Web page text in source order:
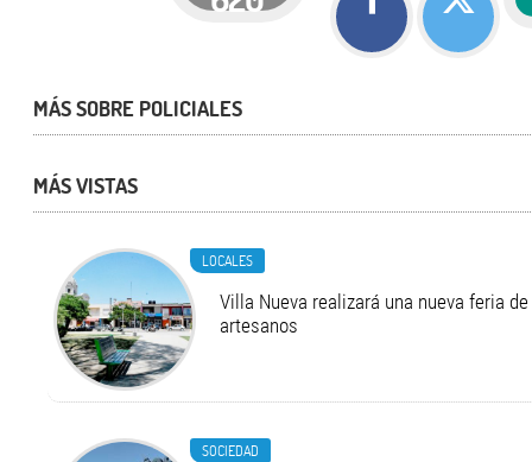
MÁS SOBRE POLICIALES
MÁS VISTAS
LOCALES
Villa Nueva realizará una nueva feria
artesanos
SOCIEDAD